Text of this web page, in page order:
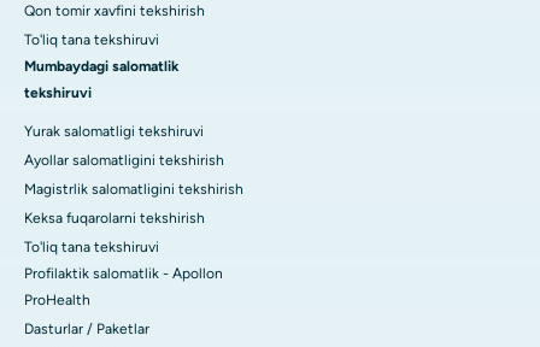
Qon tomir xavfini tekshirish
To'liq tana tekshiruvi
Mumbaydagi salomatlik
tekshiruvi
Yurak salomatligi tekshiruvi
Ayollar salomatligini tekshirish
Magistrlik salomatligini tekshirish
Keksa fuqarolarni tekshirish
To'liq tana tekshiruvi
Profilaktik salomatlik - Apollon
ProHealth
Dasturlar / Paketlar